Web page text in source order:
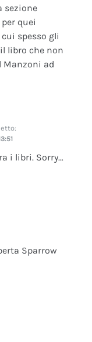
sezione
quei
spesso gli
libro che non
Manzoni ad
i libri. Sorry…
Sparrow